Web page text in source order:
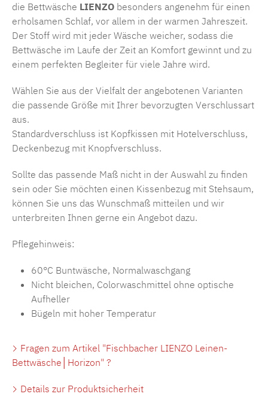
die Bettwäsche LIENZO besonders angenehm für einen
erholsamen Schlaf, vor allem in der warmen Jahreszeit.
Der Stoff wird mit jeder Wäsche weicher, sodass die
Bettwäsche im Laufe der Zeit an Komfort gewinnt und zu
einem perfekten Begleiter für viele Jahre wird.
Wählen Sie aus der Vielfalt der angebotenen Varianten
die passende Größe mit Ihrer bevorzugten Verschlussart
aus.
Standardverschluss ist Kopfkissen mit Hotelverschluss,
Deckenbezug mit Knopfverschluss.
Sollte das passende Maß nicht in der Auswahl zu finden
sein oder Sie möchten einen Kissenbezug mit Stehsaum,
können Sie uns das Wunschmaß mitteilen und wir
unterbreiten Ihnen gerne ein Angebot dazu.
Pflegehinweis:
60°C Buntwäsche, Normalwaschgang
Nicht bleichen, Colorwaschmittel ohne optische
Aufheller
Bügeln mit hoher Temperatur
Fragen zum Artikel "Fischbacher LIENZO Leinen-
Bettwäsche│Horizon" ?
Details zur Produktsicherheit